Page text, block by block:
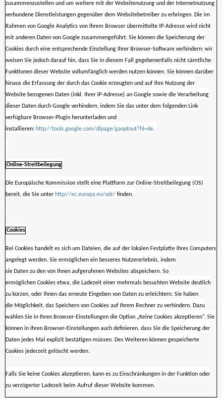
zusammenzustellen und um weitere mit der Websitenutzung und der Internetnutzung
verbundene Dienstleistungen gegenüber dem Websitebetreiber zu erbringen. Die im
Rahmen von Google Analytics von Ihrem Browser übermittelte IP-Adresse wird nicht
mit anderen Daten von Google zusammengeführt. Sie können die Speicherung der
Cookies durch eine entsprechende Einstellung Ihrer Browser-Software verhindern; wir
weisen Sie jedoch darauf hin, dass Sie in diesem Fall gegebenenfalls nicht sämtliche
Funktionen dieser Website vollumfänglich werden nutzen können. Sie können darüber
hinaus die Erfassung der durch das Cookie erzeugten und auf Ihre Nutzung der
Website bezogenen Daten (inkl. Ihrer IP-Adresse) an Google sowie die Verarbeitung
dieser Daten durch Google verhindern, indem Sie das unter dem folgenden Link
verfügbare Browser-Plugin herunterladen und
installieren: http://tools.google.com/dlpage/gaoptout?hl=de.
Online-Streitbeilegung
Die Europäische Kommission stellt eine Plattform zur Online-Streitbeilegung (OS)
bereit, die Sie unter http://ec.europa.eu/odr/ finden.
Cookies
Bei Cookies handelt es sich um Dateien, die auf der lokalen Festplatte Ihres Computers
angelegt werden. Sie ermöglichen ein besseres Nutzererlebnis, indem
sie Daten zu den von Ihnen aufgerufenen Websites abspeichern. So
ermöglichen Cookies etwa, die Ladezeit einer mehrmals besuchten Website deutlich
zu kürzen, oder Ihnen das erneute Eingeben von Daten zu erleichtern. Sie haben
die Möglichkeit, das Speichern von Cookies auf Ihrem Rechner zu verhindern. Dazu
wählen Sie in Ihren Browser-Einstellungen die Option „Keine Cookies akzeptieren“. Sie
können in Ihren Browser-Einstellungen auch definieren, dass Sie die Speicherung der
Daten jedes Mal explizit bestätigen müssen. Des Weiteren können gespeicherte
Cookies jederzeit gelöscht werden.
Falls Sie keine Cookies akzeptieren, kann es zu Einschränkungen in der Funktion oder
zu verzögerter Ladezeit beim Aufruf dieser Website kommen.